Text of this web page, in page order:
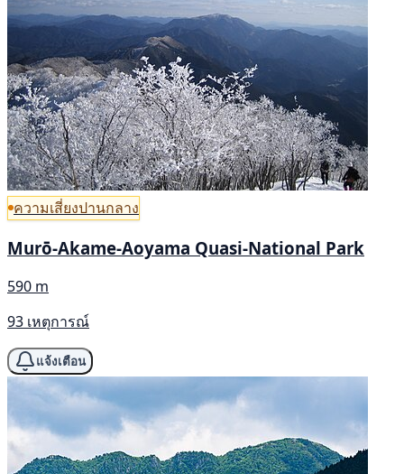
ความเสี่ยงปานกลาง
Murō-Akame-Aoyama Quasi-National Park
590 m
93 เหตุการณ์
แจ้งเตือน